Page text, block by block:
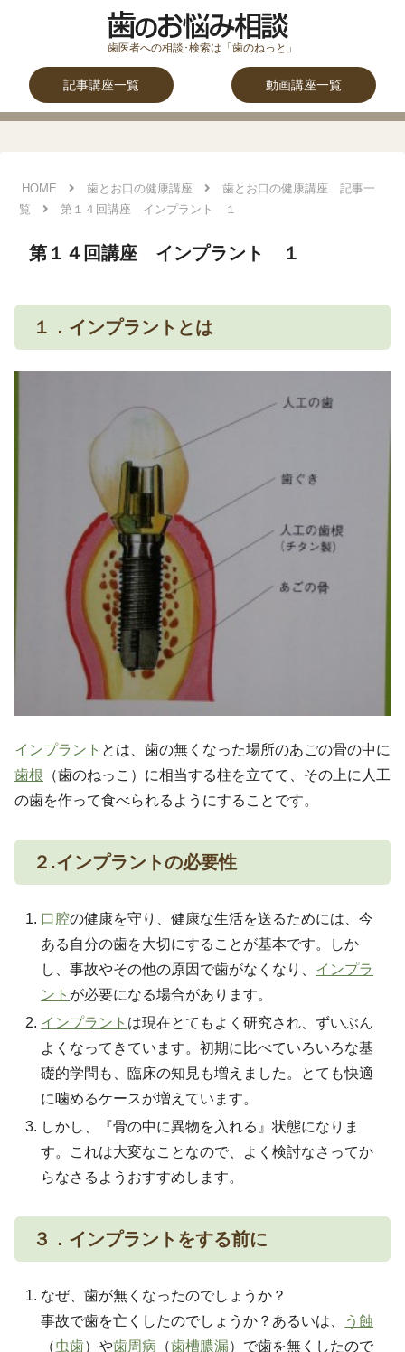
記事講座一覧 動画講座一覧
HOME 歯とお口の健康講座
歯とお口の健康講座 記事一
覧
第１４回講座 インプラント １
第１４回講座 インプラント １
１．インプラントとは
インプラント とは、歯の無くなった場所のあごの骨の中に
歯根 （歯のねっこ）に相当する柱を立てて、その上に人工
の歯を作って食べられるようにすることです。
２.インプラントの必要性
口腔の健康を守り、健康な生活を送るためには、今
ある自分の歯を大切にすることが基本です。しか
し、事故やその他の原因で歯がなくなり、 インプラ
ント が必要になる場合があります。
インプラント は現在とてもよく研究され、ずいぶん
よくなってきています。初期に比べていろいろな基
礎的学問も、臨床の知見も増えました。とても快適
に噛めるケースが増えています。
しかし、『骨の中に異物を入れる』状態になりま
す。これは大変なことなので、よく検討なさってか
らなさるようおすすめします。
３．インプラントをする前に
なぜ、歯が無くなったのでしょうか？
事故で歯を亡くしたのでしょうか？あるいは、
う蝕
（虫歯）や歯周病 （歯槽膿漏）で歯を無くしたので